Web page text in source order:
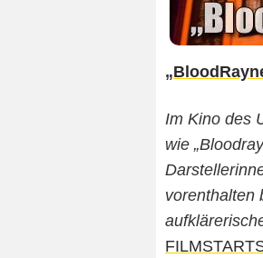
„
Im Kino des
wie
vorenthalten